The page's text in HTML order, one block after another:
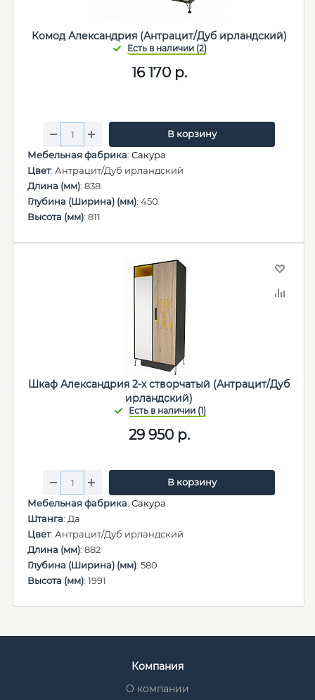
Комод Александрия (Антрацит/Дуб ирландский)
16 170р.
В корзину
Мебельная фабрика: Сакура
Цвет: Антрацит/Дуб ирландский
Длина (мм): 838
Глубина (Ширина) (мм): 450
Высота (мм): 811
Шкаф Александрия 2-х створчатый (Антрацит/Дуб
ирландский)
29 950р.
В корзину
Мебельная фабрика: Сакура
Штанга: Да
Цвет: Антрацит/Дуб ирландский
Длина (мм): 882
Глубина (Ширина) (мм): 580
Высота (мм): 1991
Компания
О компании